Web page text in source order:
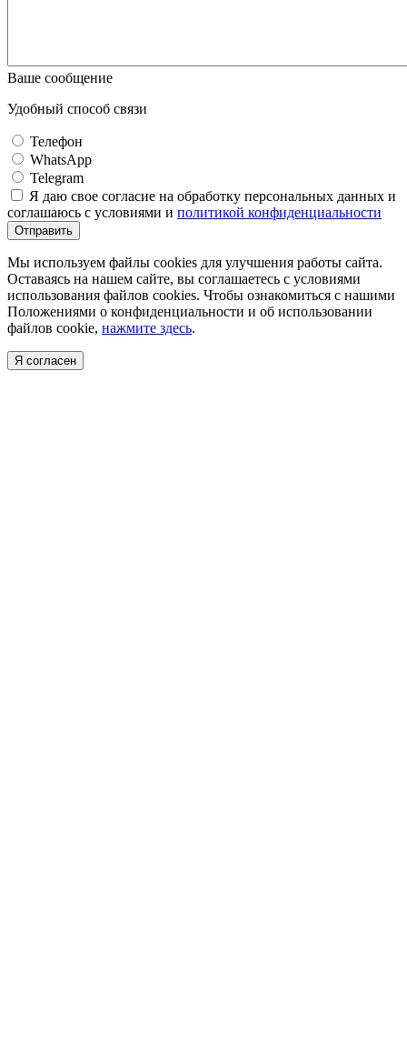
Ваше сообщение
Удобный способ связи
Телефон
WhatsApp
Telegram
Я даю свое согласие на обработку персональных данных и
соглашаюсь с условиями и политикой конфиденциальности
Отправить
Мы используем файлы cookies для улучшения работы сайта.
Оставаясь на нашем сайте, вы соглашаетесь с условиями
использования файлов cookies. Чтобы ознакомиться с нашими
Положениями о конфиденциальности и об использовании
файлов cookie, нажмите здесь.
Я согласен